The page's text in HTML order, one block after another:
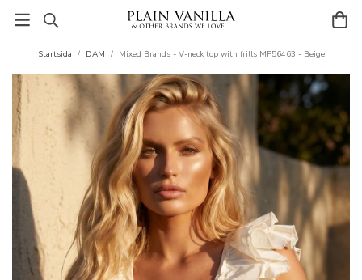
Startsida / DAM / Mixed Brands - V-neck top with frills MF56463 - Beige